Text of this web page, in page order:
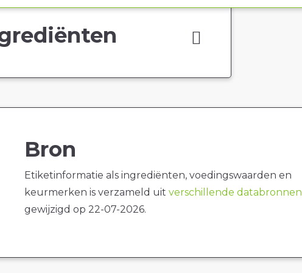
Bron
Etiketinformatie als ingrediënten, voedingswaarden en
keurmerken is verzameld uit verschillende databronnen
gewijzigd op 22-07-2026.